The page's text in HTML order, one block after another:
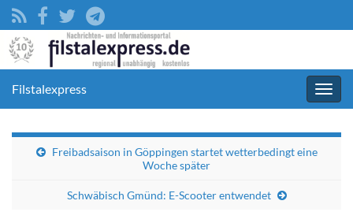
Filstalexpress
Freibadsaison in Göppingen startet wetterbedingt eine
Woche später
Schwäbisch Gmünd: E-Scooter entwendet